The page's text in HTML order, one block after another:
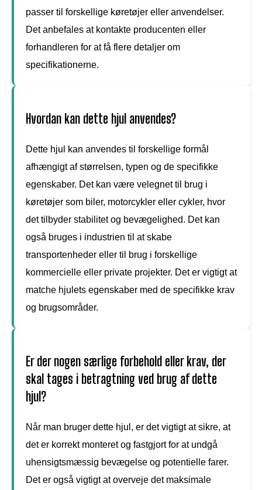
passer til forskellige køretøjer eller anvendelser.
Det anbefales at kontakte producenten eller
forhandleren for at få flere detaljer om
specifikationerne.
Hvordan kan dette hjul anvendes?
Dette hjul kan anvendes til forskellige formål
afhængigt af størrelsen, typen og de specifikke
egenskaber. Det kan være velegnet til brug i
køretøjer som biler, motorcykler eller cykler, hvor
det tilbyder stabilitet og bevægelighed. Det kan
også bruges i industrien til at skabe
transportenheder eller til brug i forskellige
kommercielle eller private projekter. Det er vigtigt at
matche hjulets egenskaber med de specifikke krav
og brugsområder.
Er der nogen særlige forbehold eller krav, der
skal tages i betragtning ved brug af dette
hjul?
Når man bruger dette hjul, er det vigtigt at sikre, at
det er korrekt monteret og fastgjort for at undgå
uhensigtsmæssig bevægelse og potentielle farer.
Det er også vigtigt at overveje det maksimale